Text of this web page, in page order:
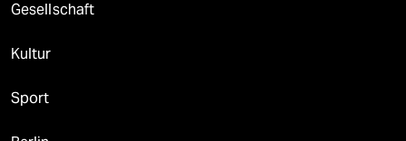
Gesellschaft
Kultur
Sport